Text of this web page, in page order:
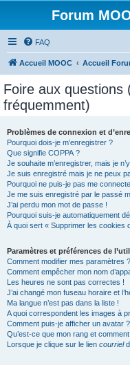
Forum
FAQ
Accueil MOOC Accueil
Foire aux questions
fréquemment)
Problèmes de connexion et
Pourquoi dois-je m’enregistrer ?
Que signifie COPPA ?
Je souhaite m’enregistrer, mais je
Je suis enregistré mais je ne peux
Pourquoi ne puis-je pas me
Je me suis enregistré par le passé
J’ai perdu mon mot de passe !
Pourquoi suis-je automatiquement
À quoi sert « Supprimer les cookies
Paramètres et préférences de
Comment modifier mes paramètres ?
Comment empêcher mon nom
Les heures ne sont pas correctes !
J’ai changé mon fuseau horaire et
Ma langue n’est pas dans la liste !
A quoi correspondent les images à
Comment puis-je afficher un avatar ?
Qu’est-ce que mon rang et
Lorsque je clique sur le lien courriel